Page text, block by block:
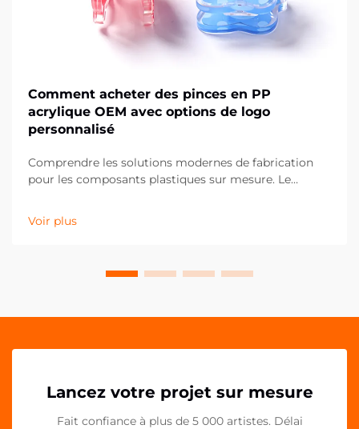
Comment acheter des pinces en PP
acrylique OEM avec options de logo
personnalisé
Comprendre les solutions modernes de fabrication
pour les composants plastiques sur mesure. Le
notamment dans le domaine des composants
plastiques personnalisés comme les clips en PP
Voir plus
Lancez votre projet sur mesure
Fait confiance à plus de 5 000 artistes. Délai